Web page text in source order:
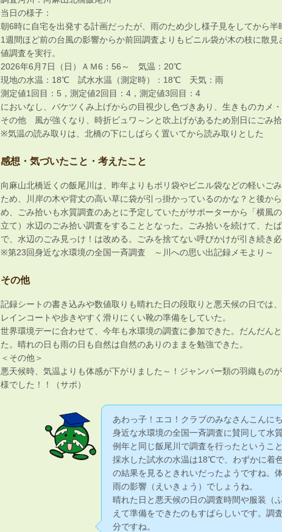
当日の様子：
朝6時に自宅を出発する計画だったが、雨のため少し様子見をしてから半
1週間ほど前の台風の影響からか前回調査よりもビニル袋が木の枝に散
値調査を実行。
2026年6月7日（日）ＡＭ6：56～ 気温：20℃
現地の水温：18℃ 試水水温（測定時）：18℃ 天気：雨
測定値1回目：5，測定値2回目：4，測定値3回目：4
においなし、バケツくみ上げからの目視少し色づきあり、生きものカメ
その他 風が強くなり、時折ビュワ～ンと吹上げがあるため別日にごみ拾
※気温の読み取りは、北橋の下にしばらく置いてから読み取りとした
感想・気づいたこと・考えたこと
向麻山北橋近くの飯尾川は、昨年よりもポリ袋やビニル袋などの軽いご
ため、川岸の木や背丈の高い草に袋が引っ掛かっているのかな？と後か
め、ごみ拾いも水質調査のあとに予定していたがサポーターから「横風
立て）水辺のごみ拾い調査をすることとなった。ごみ拾いを続けて、た
で、水辺のごみ見っけ！は改める。ごみを捨てない呼びかけが引き続き
※第23回身近な水環境の全国一斉調査 ～川への思い出記録メモより～
その他
記録シートの書き込みや数値取りも晴れた日の段取りと悪天候の日では
レインコートや歩きやすく滑りにくい靴の準備をしていた。
世界環境デーに合わせて、今年も水環境の調査に参加できた。だんだん
た。晴れの日も雨の日も自然は自然のありのままを勉強できた。
＜その他＞
悪天候時、気温よりも体感が下がりました～！ジャンパー類の羽織もの
様でした！！（サポ）
あわっ子！エコ！クラブのみなさんこんに
身近な水環境の全国一斉調査に賛同して水
例年と同じ飯尾川で調査を行ったというこ
採水した試水の水温は18℃で、わずかに着
の結果を見るときれいだったようですね。
雨の影響（えいきょう）でしょうね。
晴れた日と悪天候の日の調査時間や服装（
えて準備をできたのもすばらしいです。調
分ですね。